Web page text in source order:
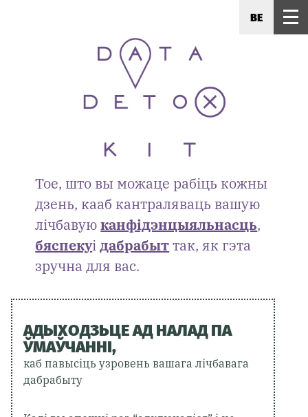
BE
Тое, што вы можаце рабіць кожны
дзень, кааб кантраляваць вашую
лічбавуюканфідэнцыяльнасць,
бяспекуідабрабыттак, як гэта
зручна для вас.
АДЫХОДЗЬЦЕ АД НАЛАД ПА
ЎМАЎЧАННІ,
каб павысіць узровень вашага лічбавага
дабрабыту